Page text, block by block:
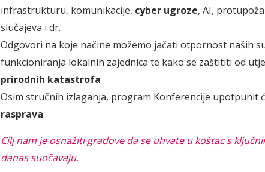
infrastrukturu, komunikacije, cyber ugroze, AI,
slučajeva i dr.
Odgovori na koje načine možemo jačati otpornost naših
funkcioniranja lokalnih zajednica te kako se zaštititi od
prirodnih katastrofa
Osim stručnih izlaganja, program Konferencije upotpunit
rasprava.
Cilj nam je osnažiti gradove da se uhvate u koštac s
danas suočavaju.